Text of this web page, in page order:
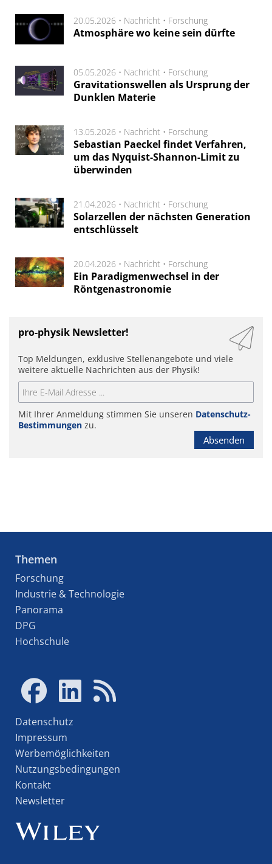
20.05.2026 • Nachricht • Forschung
Atmosphäre wo keine sein dürfte
05.05.2026 • Nachricht • Forschung
Gravitationswellen als Ursprung der
Dunklen Materie
13.05.2026 • Nachricht • Forschung
Sebastian Paeckel findet Verfahren,
um das Nyquist-Shannon-Limit zu
überwinden
21.04.2026 • Nachricht • Forschung
Solarzellen der nächsten Generation
entschlüsselt
20.04.2026 • Nachricht • Forschung
Ein Paradigmenwechsel in der
Röntgenastronomie
pro-physik Newsletter!
Top Meldungen, exklusive Stellenangebote und viele
weitere aktuelle Nachrichten aus der Physik!
Mit Ihrer Anmeldung stimmen Sie unseren Datenschutz-
Bestimmungen zu.
Absenden
Themen
Forschung
Industrie & Technologie
Panorama
DPG
Hochschule
Datenschutz
Impressum
Werbemöglichkeiten
Nutzungsbedingungen
Kontakt
Newsletter